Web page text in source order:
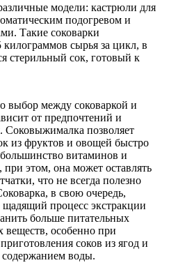
модели: кастрюли для
подогревом и
Такие соковарки
сырья за цикл, в
стерильный сок, готовый к
выбор между соковаркой и
от предпочтений и
Соковыжималка позволяет
из фруктов и овощей быстро
витаминов и
этом, она может оставлять
что не всегда полезно
в свою очередь,
щадящий процесс экстракции
больше питательных
веществ, особенно при
соков из ягод и
воды.